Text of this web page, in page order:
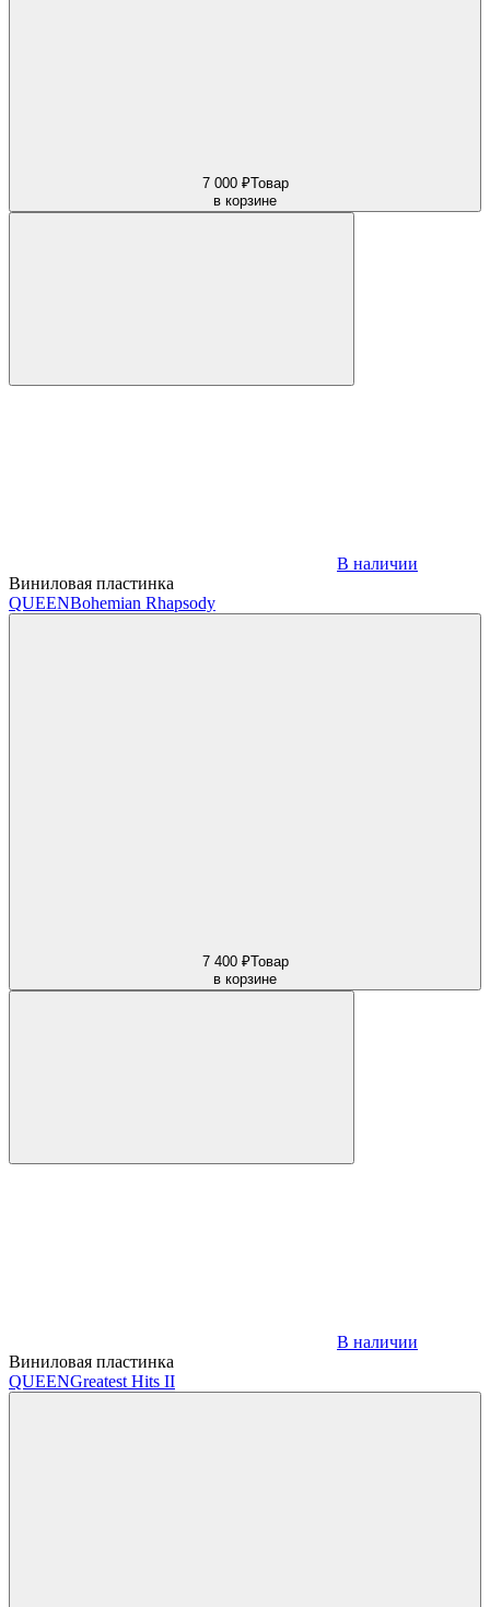
7 000 ₽Товар
в корзине
В наличии
Виниловая пластинка
QUEENBohemian Rhapsody
7 400 ₽Товар
в корзине
В наличии
Виниловая пластинка
QUEENGreatest Hits II